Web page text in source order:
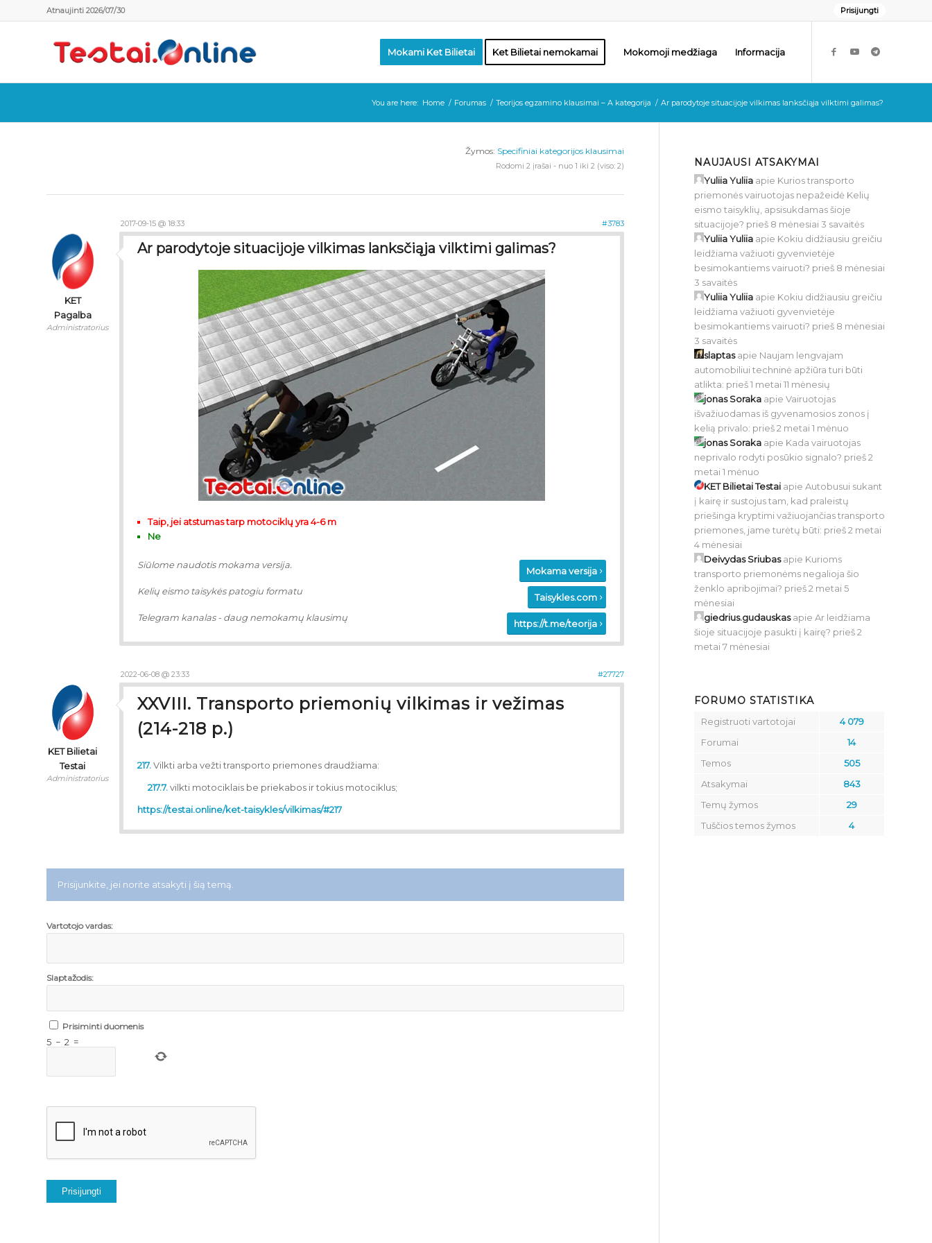
Prisijungti
Atnaujinti 2026/07/30
Mokami Ket Bilietai Ket Bilietai nemokamai Mokomoji medžiaga Informacija
You are here: Home / Forumas / Teorijos egzamino klausimai – A kategorija / Ar parodytoje situacijoje vilkimas lanksčiąja vilktimi galimas?
Žymos: Specifiniai kategorijos klausimai
Rodomi 2 įrašai - nuo 1 iki 2 (viso: 2)
2017-09-15 @ 18:33 #3783
KET
Pagalba
Administratorius
Ar parodytoje situacijoje vilkimas lanksčiąja vilktimi galimas?
Taip, jei atstumas tarp motociklų yra 4-6 m
Ne
Siūlome naudotis mokama versija.
Mokama versija
Kelių eismo taisykės patogiu formatu
Taisykles.com
Telegram kanalas - daug nemokamų klausimų
https://t.me/teorija
2022-06-08 @ 23:33 #27727
KET Bilietai
Testai
Administratorius
XXVIII. Transporto priemonių vilkimas ir vežimas
(214-218 p.)
217.Vilkti arba vežti transporto priemones draudžiama:
217.7.vilkti motociklais be priekabos ir tokius motociklus;
https://testai.online/ket-taisykles/vilkimas/#217
Prisijunkite, jei norite atsakyti į šią temą.
Vartotojo vardas:
Slaptažodis:
Prisiminti duomenis
5 − 2 =
Prisijungti
NAUJAUSI ATSAKYMAI
Yuliia Yuliia apie Kurios transporto
priemonės vairuotojas nepažeidė Kelių
eismo taisyklių, apsisukdamas šioje
situacijoje? prieš 8 mėnesiai 3 savaitės
Yuliia Yuliia apie Kokiu didžiausiu greičiu
leidžiama važiuoti gyvenvietėje
besimokantiems vairuoti? prieš 8 mėnesiai
3 savaitės
Yuliia Yuliia apie Kokiu didžiausiu greičiu
leidžiama važiuoti gyvenvietėje
besimokantiems vairuoti? prieš 8 mėnesiai
3 savaitės
slaptasapie Naujam lengvajam
automobiliui techninė apžiūra turi būti
atlikta: prieš 1 metai 11 mėnesių
jonas Soraka apieVairuotojas
išvažiuodamas iš gyvenamosios zonos į
kelią privalo: prieš 2 metai 1 mėnuo
jonas Soraka apie Kada vairuotojas
neprivalo rodyti posūkio signalo? prieš 2
metai 1 mėnuo
KET Bilietai Testai apieAutobusui sukant
į kairę ir sustojus tam, kad praleistų
priešinga kryptimi važiuojančias transporto
priemones, jame turėtų būti: prieš 2 metai
4 mėnesiai
Deivydas Sriubasapie Kurioms
transporto priemonėms negalioja šio
ženklo apribojimai? prieš 2 metai 5
mėnesiai
giedrius.gudauskasapieAr leidžiama
šioje situacijoje pasukti į kairę? prieš 2
metai 7 mėnesiai
FORUMO STATISTIKA
Registruoti vartotojai
4 079
Forumai
14
Temos
505
Atsakymai
843
Temų žymos
29
Tuščios temos žymos
4